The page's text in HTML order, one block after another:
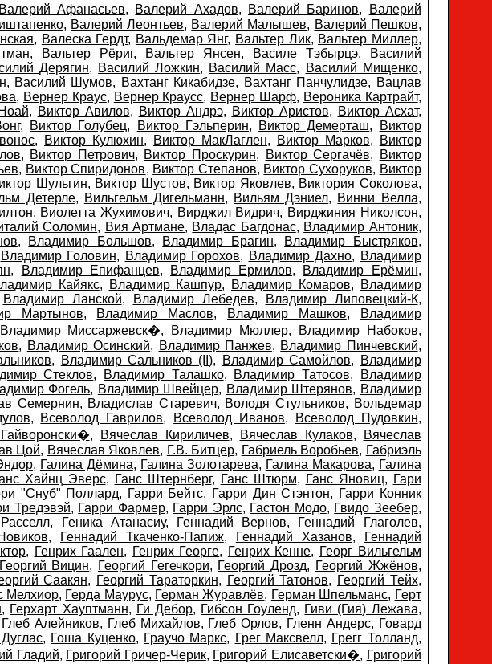
Валерий Афанасьев, Валерий Ахадов, Валерий Баринов,
Валерий
, Валерий Леонтьев, Валерий Малышев, Валерий Пешков,
, Валеска Гердт, Вальдемар Янг, Вальтер Лик, Вальтер Миллер,
, Вальтер Рёриг, Вальтер Янсен, Василе Тэбырцэ,
Василий
Дерягин, Василий Ложкин, Василий Масс, Василий Мищенко,
, Василий Шумов, Вахтанг Кикабидзе, Вахтанг Панчулидзе, Вацлав
, Вернер Краус, Вернер Краусс, Вернер Шарф, Вероника Картрайт,
, Виктор Авилов, Виктор Андрэ, Виктор Аристов, Виктор Асхат,
, Виктор Голубец, Виктор Гэльперин, Виктор Демерташ,
Виктор
, Виктор Кулюхин, Виктор МакЛаглен, Виктор Марков,
Виктор
, Виктор Петрович, Виктор Проскурин, Виктор Сергачёв,
Виктор
, Виктор Спиридонов, Виктор Степанов, Виктор Сухоруков, Виктор
Шульгин, Виктор Шустов, Виктор Яковлев, Виктория Соколова,
Детерле, Вильгельм Дигельманн, Вильям Дэниел, Винни Велла,
, Виолетта Жухимович, Вирджил Видрич, Вирджиния Николсон,
Соломин, Вия Артмане, Владас Багдонас, Владимир Антоник,
, Владимир Большов, Владимир Брагин, Владимир Быстряков,
Владимир Головин, Владимир Горохов, Владимир Дахно, Владимир
, Владимир Епифанцев, Владимир Ермилов, Владимир Ерёмин,
Кайякс, Владимир Кашпур, Владимир Комаров,
Владимир
Владимир Ланской, Владимир Лебедев, Владимир Липовецкий-К,
Мартынов, Владимир Маслов, Владимир Машков,
Владимир
Владимир Миссаржевск�, Владимир Мюллер, Владимир Набоков,
, Владимир Осинский, Владимир Панжев, Владимир Пинчевский,
, Владимир Сальников (II), Владимир Самойлов,
Владимир
Стеклов, Владимир Талашко, Владимир Татосов,
Владимир
Фогель, Владимир Швейцер, Владимир Штерянов, Владимир
Семернин, Владислав Старевич, Володя Стульников, Вольдемар
, Всеволод Гаврилов, Всеволод Иванов, Всеволод Пудовкин,
, Вячеслав Кириличев, Вячеслав Кулаков,
Вячеслав
Цой, Вячеслав Яковлев, Г.В. Битцер, Габриель Воробьев, Габриэль
, Галина Дёмина, Галина Золотарева, Галина Макарова, Галина
Хайнц Эверс, Ганс Штернберг, Ганс Штюрм, Ганс Яновиц, Гари
"Снуб" Поллард, Гарри Бейтс, Гарри Дин Стэнтон, Гарри Конник
Тредэвэй, Гарри Фармер, Гарри Эрлс, Гастон Модо, Гвидо Зеебер,
, Геника Атанасиу, Геннадий Вернов, Геннадий Глаголев,
, Геннадий Ткаченко-Папиж, Геннадий Хазанов,
Геннадий
, Генрих Гаален, Генрих Георге, Генрих Кенне, Георг Вильгельм
Георгий Вицин, Георгий Гегечкори, Георгий Дрозд, Георгий Жжёнов,
Саакян, Георгий Тараторкин, Георгий Татонов, Георгий Тейх,
Мелхиор, Герда Маурус, Герман Журавлёв, Герман Шпельманс, Герт
, Герхарт Хауптманн, Ги Дебор, Гибсон Гоуленд, Гиви (Гия) Лежава,
Глеб Алейников, Глеб Михайлов, Глеб Орлов, Гленн Андерс, Говард
, Гоша Куценко, Граучо Маркс, Грег Максвелл, Грегг Толланд,
Гладий, Григорий Гричер-Черик, Григорий Елисаветски�, Григорий